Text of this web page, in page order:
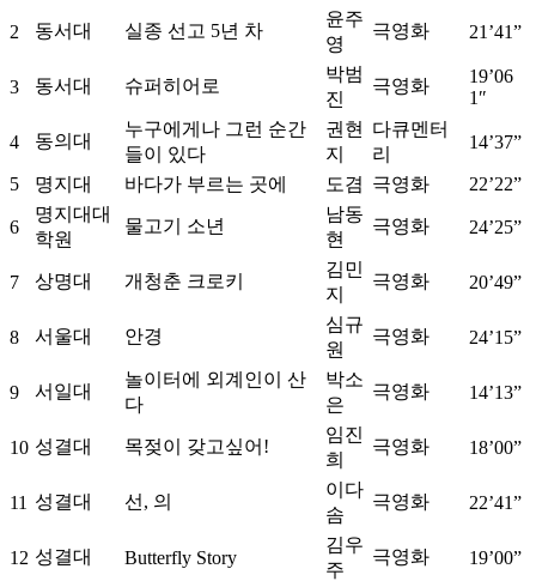
2 동서대 실종 선고 5년 차
윤주
영
극영화 21’41”
3 동서대 슈퍼히어로
박범
진
극영화
19’06
1″
4 동의대
누구에게나 그런 순간
들이 있다
권현
지
다큐멘터
리
14’37”
5 명지대 바다가 부르는 곳에 도겸 극영화 22’22”
6
명지대대
학원
물고기 소년
남동
현
극영화 24’25”
7 상명대 개청춘 크로키
김민
지
극영화 20’49”
8 서울대 안경
심규
원
극영화 24’15”
9 서일대
놀이터에 외계인이 산
다
박소
은
극영화 14’13”
10 성결대 목젖이 갖고싶어!
임진
희
극영화 18’00”
11 성결대 선, 의
이다
솜
극영화 22’41”
12 성결대 Butterfly Story
김우
주
극영화 19’00”